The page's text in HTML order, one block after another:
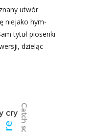
utwór
nie­ja­ko hym­
tytuł pio­sen­ki
dzie­ląc